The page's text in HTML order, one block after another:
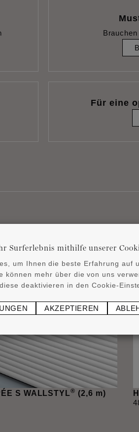
Für eine
Produkte
S WALLSTYL® (2,6 m)
Surferlebnis mithilfe unserer
um Ihnen die beste Erfahrung auf
können mehr über die von uns
deaktivieren in den Cookie-
AKZEPTIEREN